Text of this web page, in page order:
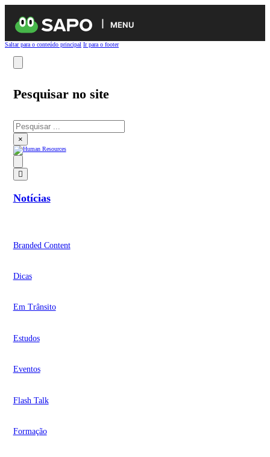
MENU
Saltar para o conteúdo principal Ir para o footer
Pesquisar no site
Pesquisar
×
Notícias
Branded Content
Dicas
Em Trânsito
Estudos
Eventos
Flash Talk
Formação